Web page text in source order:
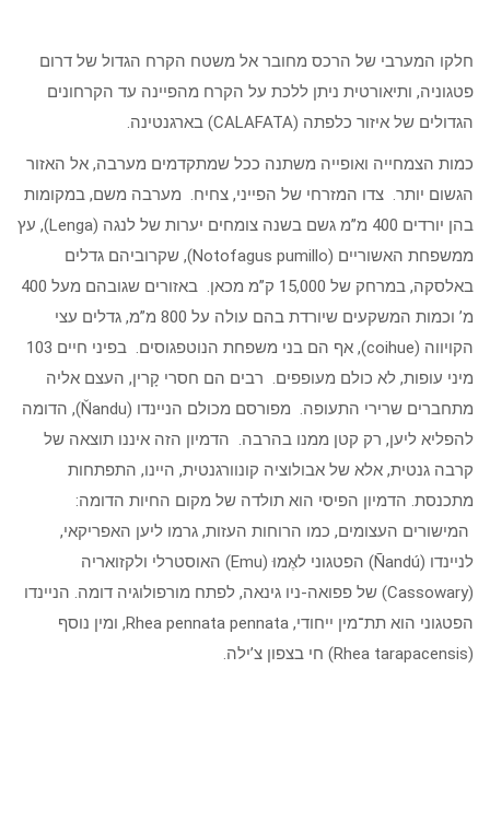
חלקו המערבי של הרכס מחובר אל משטח הקרח הגדול של דרום
פטגוניה, ותיאורטית ניתן ללכת על הקרח מהפיינה עד הקרחונים
הגדולים של איזור כלפתה (CALAFATA) בארגנטינה.
כמות הצמחייה ואופייה משתנה ככל שמתקדמים מערבה, אל האזור
הגשום יותר. צדו המזרחי של הפייני, צחיח. מערבה משם, במקומות
בהן יורדים 400 מ”מ גשם בשנה צומחים יערות של לנגה (Lenga), עץ
ממשפחת האשוריים (Notofagus pumillo), שקרוביהם גדלים
באלסקה, במרחק של 15,000 ק”מ מכאן. באזורים שגובהם מעל 400
מ’ וכמות המשקעים שיורדת בהם עולה על 800 מ”מ, גדלים עצי
הקויווה (coihue), אף הם בני משפחת הנוטפגוסים. בפיני חיים 103
מיני עופות, לא כולם מעופפים. רבים הם חסרי קָרין, העצם אליה
מתחברים שרירי התעופה. מפורסם מכולם הניינדו (Ňandu), הדומה
להפליא ליען, רק קטן ממנו בהרבה. הדמיון הזה איננו תוצאה של
קרבה גנטית, אלא של אבולוציה קונוורגנטית, היינו, התפתחות
מתכנסת. הדמיון הפיסי הוא תולדה של מקום החיות הדומה:
המישורים העצומים, כמו הרוחות העזות, גרמו ליען האפריקאי,
לניינדו (Ñandú) הפטגוני לאֶמוּ (Emu) האוסטרלי ולקזואריה
(Cassowary) של פפואה-ניו גינאה, לפתח מורפולוגיה דומה. הניינדו
הפטגוני הוא תת־מין ייחודי, Rhea pennata pennata, ומין נוסף
(Rhea tarapacensis) חי בצפון צ’ילה.